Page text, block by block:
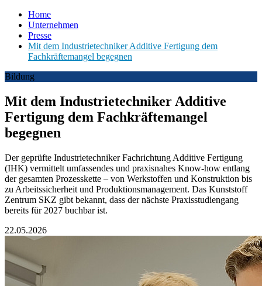
Home
Unternehmen
Presse
Mit dem Industrietechniker Additive Fertigung dem
Fachkräftemangel begegnen
Bildung
Mit dem Industrietechniker Additive
Fertigung dem Fachkräftemangel
begegnen
Der geprüfte Industrietechniker Fachrichtung Additive Fertigung
(IHK) vermittelt umfassendes und praxisnahes Know-how entlang
der gesamten Prozesskette – von Werkstoffen und Konstruktion bis
zu Arbeitssicherheit und Produktionsmanagement. Das Kunststoff
Zentrum SKZ gibt bekannt, dass der nächste Praxisstudiengang
bereits für 2027 buchbar ist.
22.05.2026